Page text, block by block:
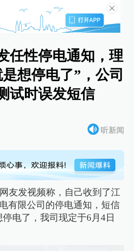
任性停电通知，理
想停电了”，公司
试时误发短信
听新闻
友发视频称，自己收到了江
有限公司的停电通知，短信
电了，我司现定于6月4日